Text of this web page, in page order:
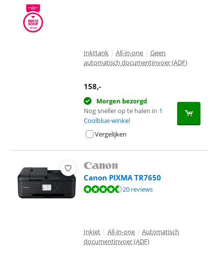
Inkttank | All-in-one | Geen
automatisch documentinvoer (ADF)
158,-
Morgen bezorgd
Nog sneller op te halen in 1
Coolblue-winkel
Vergelijken
Canon PIXMA TR7650
Beoordeling is 8,6 van de 10, gebaseerd op 20 reviews.
20 reviews
Inkjet | All-in-one | Automatisch
documentinvoer (ADF)